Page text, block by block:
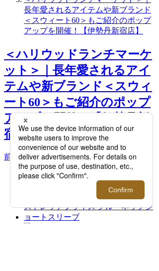
長年愛されるアイテムや新ブランド
＜スウィート60＞もご紹介のポップ
アップを開催！【伊勢丹新宿店】
＜ハリウッドランチマーケ
ット＞｜長年愛されるアイ
テムや新ブランド＜スウィ
ート60＞もご紹介のポップ
アップを開催！【伊勢丹新
宿店】 >>
前へ